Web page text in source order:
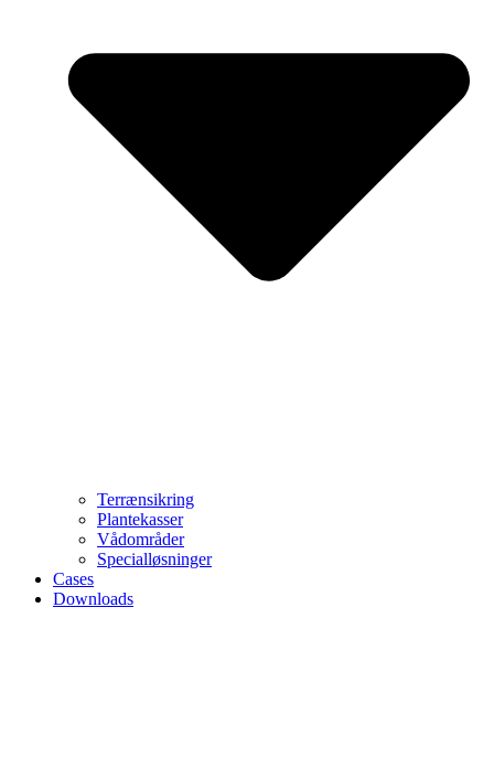
Terrænsikring
Plantekasser
Vådområder
Specialløsninger
Cases
Downloads